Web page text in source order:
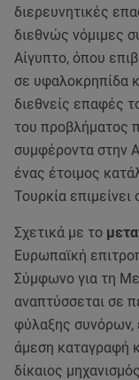
διερευνητικές
διεθνώς νόμιμες
Αίγυπτο, όπου
σε υφαλοκρηπίδα
διεθνείς επαφές
του προβλήματος
συμφέροντα στην
ένας έτοιμος
Τουρκία
Σχετικά με το
Ευρωπαϊκή
Σύμφωνο για τη
αναπτύσσεται σε
φύλαξης συνόρων,
άμεση καταγραφή
δίκαιος